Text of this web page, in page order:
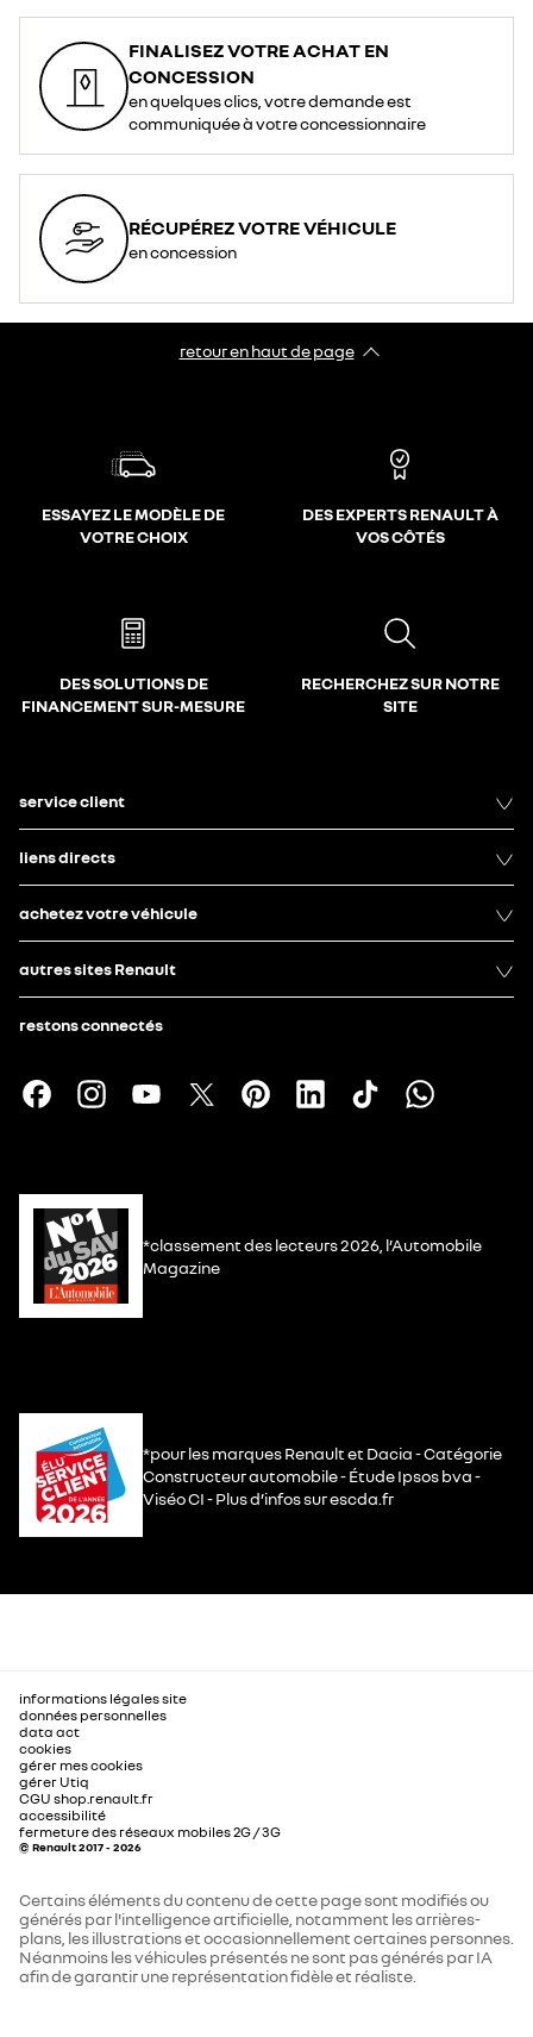
FINALISEZ VOTRE ACHAT EN
CONCESSION
en quelques clics, votre demande est
communiquée à votre concessionnaire
RÉCUPÉREZ VOTRE VÉHICULE
en concession
retour en haut de page​
ESSAYEZ LE MODÈLE DE
VOTRE CHOIX
DES EXPERTS RENAULT À
VOS CÔTÉS
DES SOLUTIONS DE
FINANCEMENT SUR-MESURE
RECHERCHEZ SUR NOTRE
SITE
service client
liens directs
achetez votre véhicule
autres sites Renault
restons connectés
*classement des lecteurs 2026, l’Automobile
Magazine
*pour les marques Renault et Dacia - Catégorie
Constructeur automobile - Étude Ipsos bva -
Viséo CI - Plus d’infos sur escda.fr
informations légales site
données personnelles
data act
cookies
gérer mes cookies
gérer Utiq
CGU shop.renault.fr
accessibilité
fermeture des réseaux mobiles 2G / 3G
© Renault 2017 - 2026
Certains éléments du contenu de cette page sont modifiés ou
générés par l'intelligence artificielle, notamment les arrières-
plans, les illustrations et occasionnellement certaines personnes.
Néanmoins les véhicules présentés ne sont pas générés par IA
afin de garantir une représentation fidèle et réaliste.